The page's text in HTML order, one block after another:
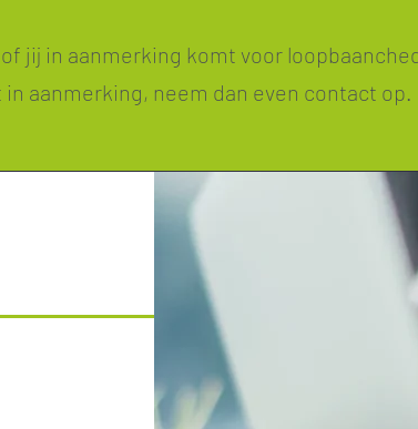
jij in aanmerking komt voor
in aanmerking, neem dan even contact op.